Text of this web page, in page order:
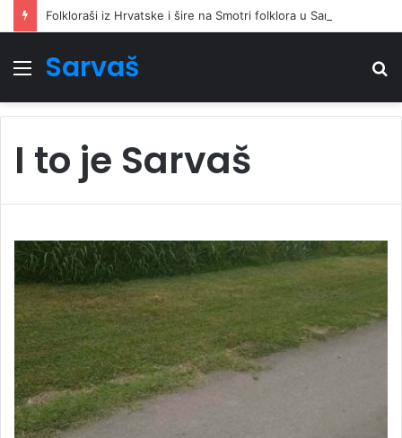
Izbornik
Sarvaš
I to je Sarvaš